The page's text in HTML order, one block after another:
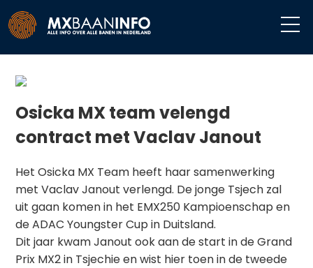
Osicka MX team velengd
contract met Vaclav Janout
Het Osicka MX Team heeft haar samenwerking
met Vaclav Janout verlengd. De jonge Tsjech zal
uit gaan komen in het EMX250 Kampioenschap en
de ADAC Youngster Cup in Duitsland.
Dit jaar kwam Janout ook aan de start in de Grand
Prix MX2 in Tsjechie en wist hier toen in de tweede